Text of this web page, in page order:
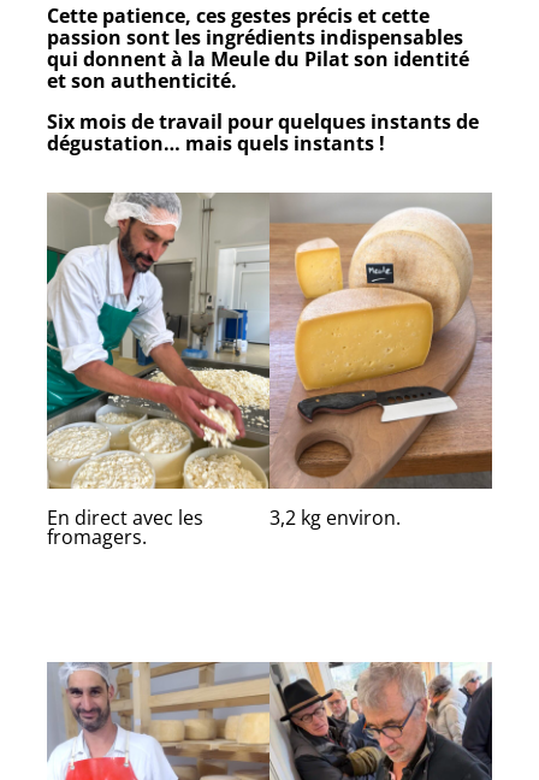
Cette patience, ces gestes précis et cette
passion sont les ingrédients indispensables
qui donnent à la Meule du Pilatson identité
et son authenticité.
Six mois de travail pour quelques instants de
dégustation… mais quels instants !
En direct avec les
fromagers.
3,2 kg environ.